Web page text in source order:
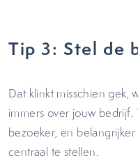
Tip 3: Stel de
Dat klinkt misschien gek,
immers over jouw
bezoeker, en
centraal te stellen.